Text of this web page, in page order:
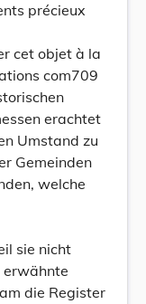
précieux
cet objet à la
com709
erachtet
Umstand zu
Gemeinden
welche
sie nicht
die Register